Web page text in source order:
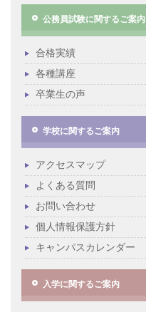
公務員試験に関するご案内
合格実績
各種講座
卒業生の声
学校に関するご案内
アクセスマップ
よくある質問
お問い合わせ
個人情報保護方針
キャンパスカレンダー
入学に関するご案内